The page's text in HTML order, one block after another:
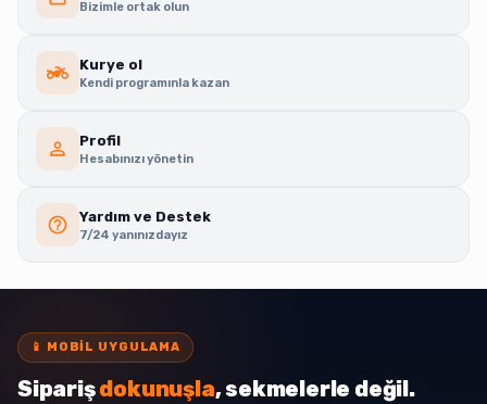
Bizimle ortak olun
Kurye ol
Kendi programınla kazan
Profil
Hesabınızı yönetin
Yardım ve Destek
7/24 yanınızdayız
📱 MOBIL UYGULAMA
Siparişdokunuşla, sekmelerle değil.